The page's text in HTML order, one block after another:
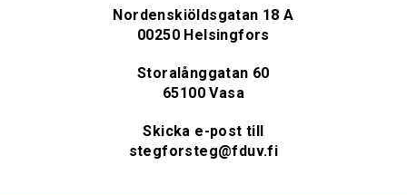
Nordenskiöldsgatan 18 A
00250 Helsingfors
Storalånggatan 60
65100 Vasa
Skicka e-post till
stegforsteg@fduv.fi